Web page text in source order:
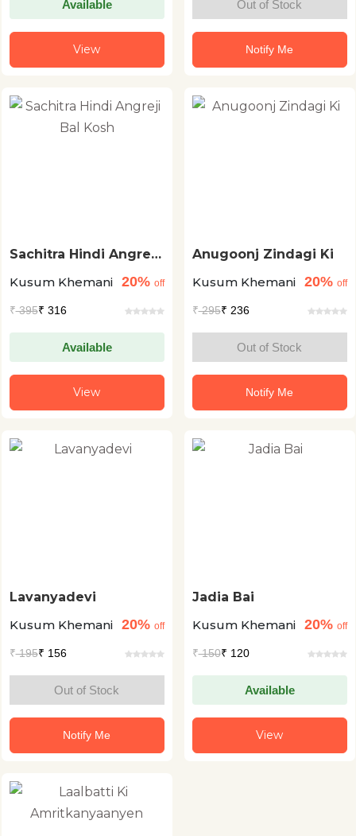
Available
View
Out of Stock
Notify Me
Sachitra Hindi Angreji
Kusum Khemani
20% off
₹395₹ 316
Available
View
Anugoonj Zindagi Ki
Kusum Khemani
20% off
₹295₹ 236
Out of Stock
Notify Me
Lavanyadevi
Kusum Khemani
20% off
₹195₹ 156
Out of Stock
Notify Me
Jadia Bai
Kusum Khemani
20% off
₹150₹ 120
Available
View